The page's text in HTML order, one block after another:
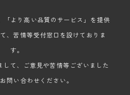
より高い品質のサービス」を提供
、苦情等受付窓口を設けておりま
す。
して、ご意見や苦情等ございました
問い合わせください。